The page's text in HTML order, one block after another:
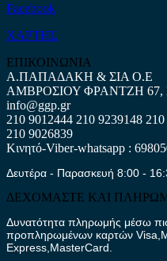
Facebook
ΧΑΡΤΗΣ
ΕΠΙΚΟΙΝΩΝΙΑ
Α.ΠΑΠΑΔΑΚΗ & ΣΙΑ Ο.Ε
ΑΜΒΡΟΣΙΟΥ ΦΡΑΝΤΖΗ
info@ggp.gr
210 9012444 210 9239148
210 9026839
Κινητό-Viber-whatsapp :
Δευτέρα - Παρασκευή 8:00 -
ΔΕΧΟΜΑΣΤΕ ΚΑΙ
Δυνατότητα πληρωμής μέσω
προπληρωμένων καρτών
Express,MasterCard.